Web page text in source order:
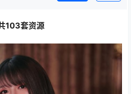
103套资源